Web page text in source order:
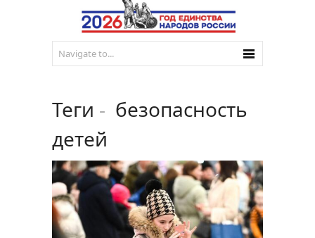
Теги - безопасность
детей